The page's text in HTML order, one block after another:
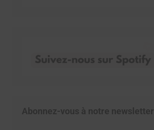
Abonnez-vous à notre newsletter